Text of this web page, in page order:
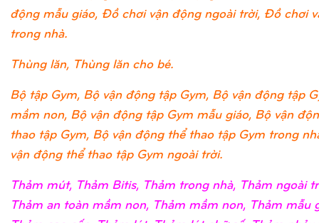
động mẫu giáo, Đồ chơi vận động ngoài trời, Đồ chơi
trong nhà.
Thùng lăn, Thùng lăn cho bé.
Bộ tập Gym, Bộ vận động tập Gym, Bộ vận động tập
mầm non, Bộ vận động tập Gym mẫu giáo, Bộ vận
thao tập Gym, Bộ vận động thể thao tập Gym trong
vận động thể thao tập Gym ngoài trời.
Thảm mút, Thảm Bitis, Thảm trong nhà, Thảm ngoài
Thảm an toàn mầm non, Thảm mầm non, Thảm mẫu